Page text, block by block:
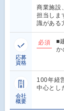
商業施設
担当しま
識がある
応募
資格
必須
■
か
会社
概要
100年経
中心とし